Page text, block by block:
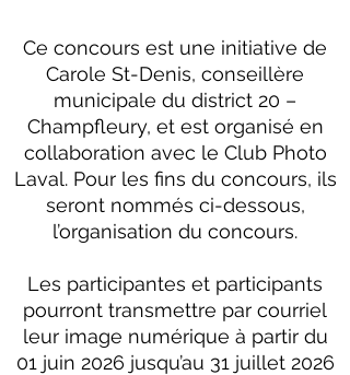
Ce concours est une initiative de
Carole St-Denis, conseillère
municipale du district 20 –
Champfleury, et est organisé en
collaboration avec le Club Photo
Laval. Pour les fins du concours, ils
seront nommés ci-dessous,
l’organisation du concours.
Les participantes et participants
pourront transmettre par courriel
leur image numérique à partir du
01 juin 2026 jusqu’au 31 juillet 2026